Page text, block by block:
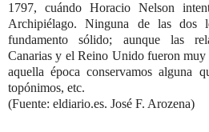
1797, cuándo Horacio Nelson
Archipiélago. Ninguna de las dos
fundamento sólido; aunque las
Canarias y el Reino Unido fueron
aquella época conservamos alguna
topónimos, etc.
(Fuente: eldiario.es. José F. Arozena)